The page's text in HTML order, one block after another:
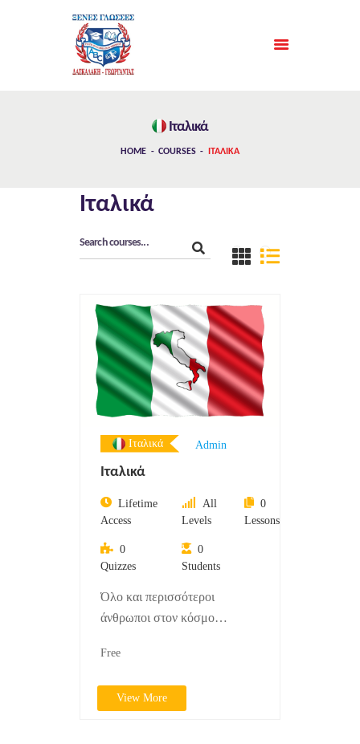
Ιταλικά
HOME COURSES ΙΤΑΛΙΚΆ
ΦΡΟΝΤΙΣΤΉΡΙΑ
ΓΛΏΣΣΕΣ
ΝΈΑ
Ιταλικά
Ιταλικά Admin
Ιταλικά
Lifetime
Access
All
Levels
0
Lessons
0
Quizzes
0
Students
Όλο και περισσότεροι
άνθρωποι στον κόσμο
ιταλική ως δεύτερη γλώσσα.
Free
View More